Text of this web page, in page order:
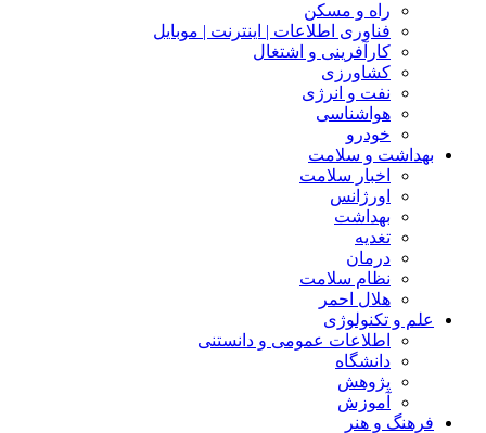
راه و مسکن
فناوری اطلاعات | اینترنت | موبایل
کارآفرینی و اشتغال
کشاورزی
نفت و انرژی
هواشناسی
خودرو
بهداشت و سلامت
اخبار سلامت
اورژانس
بهداشت
تغدیه
درمان
نظام سلامت
هلال احمر
علم و تکنولوژی
اطلاعات عمومی و دانستنی
دانشگاه
پژوهش
آموزش
فرهنگ و هنر